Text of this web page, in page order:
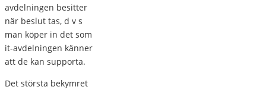
avdelningen besitter
när beslut tas, d v s
man köper in det som
it-avdelningen känner
att de kan supporta.
Det största bekymret